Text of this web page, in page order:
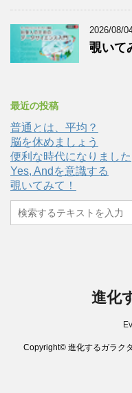
2026/08/
覗いて
最近の投稿
普通とは、平均？
脳を休めましょう
便利な時代になりました
Yes, Andを意識する
覗いてみて！
進化
Copyright© 進化するガラク